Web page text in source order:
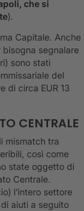
che si
).
Capitale. Anche
segnalare
sono stati
del
di circa EUR 13
CENTRALE
mismatch tra
così come
state oggetto di
Centrale.
l’intero settore
aiuti a seguito